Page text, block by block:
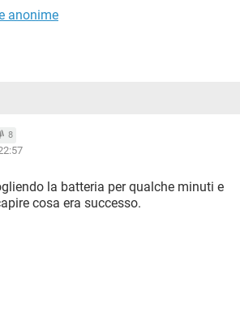
anonime
8
la batteria per qualche minuti e
cosa era successo.